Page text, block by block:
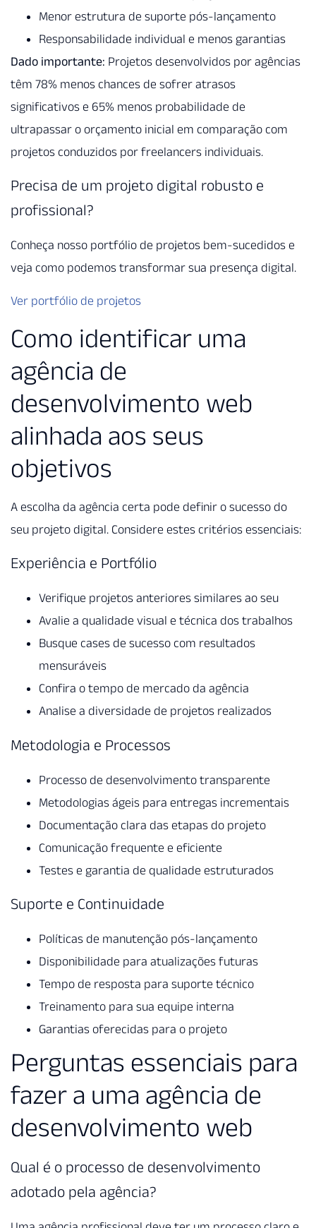
Menor estrutura de suporte pós-lançamento
Responsabilidade individual e menos garantias
Dado importante: Projetos desenvolvidos por agências
têm 78% menos chances de sofrer atrasos
significativos e 65% menos probabilidade de
ultrapassar o orçamento inicial em comparação com
projetos conduzidos por freelancers individuais.
Precisa de um projeto digital robusto e
profissional?
Conheça nosso portfólio de projetos bem-sucedidos e
veja como podemos transformar sua presença digital.
Ver portfólio de projetos
Como identificar uma
agência de
desenvolvimento web
alinhada aos seus
objetivos
A escolha da agência certa pode definir o sucesso do
seu projeto digital. Considere estes critérios essenciais:
Experiência e Portfólio
Verifique projetos anteriores similares ao seu
Avalie a qualidade visual e técnica dos trabalhos
Busque cases de sucesso com resultados
mensuráveis
Confira o tempo de mercado da agência
Analise a diversidade de projetos realizados
Metodologia e Processos
Processo de desenvolvimento transparente
Metodologias ágeis para entregas incrementais
Documentação clara das etapas do projeto
Comunicação frequente e eficiente
Testes e garantia de qualidade estruturados
Suporte e Continuidade
Políticas de manutenção pós-lançamento
Disponibilidade para atualizações futuras
Tempo de resposta para suporte técnico
Treinamento para sua equipe interna
Garantias oferecidas para o projeto
Perguntas essenciais para
fazer a uma agência de
desenvolvimento web
Qual é o processo de desenvolvimento
adotado pela agência?